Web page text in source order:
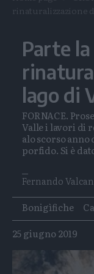
rinaturalizzazione
Parte la
lago di
FORNACE.
Valle i lavori di
alo scorso
porfido. Si è
Fernando
Tags
Bonigìfiche
25 giugno 2019